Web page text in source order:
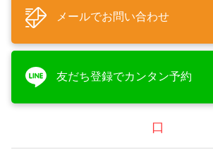
メールでお問い合わせ
友だち登録でカンタン予約
口